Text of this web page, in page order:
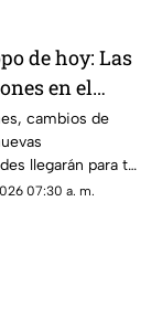
de hoy: Las
en el
y salud
signo
cambios de
llegarán para tu
de este
07:30 a. m.